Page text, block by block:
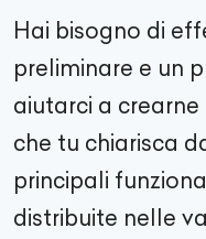
Hai bisogno di
preliminare e un
aiutarci a
che tu chiarisca
principali
distribuite nelle